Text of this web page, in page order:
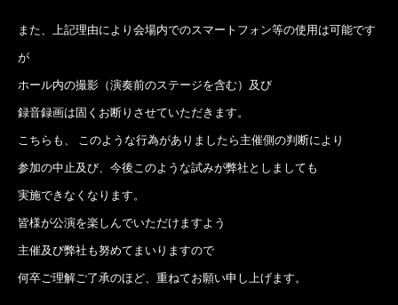
また、上記理由により会場内でのスマートフォン等の使用は可能です
が
ホール内の撮影（演奏前のステージを含む）及び
録音録画は固くお断りさせていただきます。
こちらも、 このような行為がありましたら主催側の判断により
参加の中止及び、今後このような試みが弊社としましても
実施できなくなります。
皆様が公演を楽しんでいただけますよう
主催及び弊社も努めてまいりますので
何卒ご理解ご了承のほど、重ねてお願い申し上げます。